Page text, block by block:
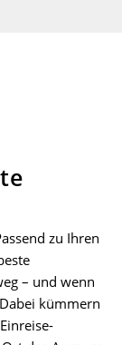
zu Ihren
– und wenn
kümmern